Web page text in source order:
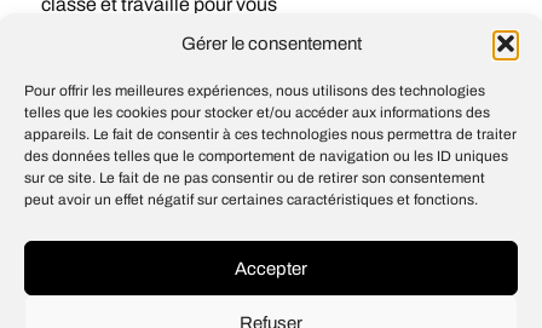
Gérer le consentement
Pour offrir les meilleures expériences, nous utilisons des technologies
telles que les cookies pour stocker et/ou accéder aux informations des
appareils. Le fait de consentir à ces technologies nous permettra de traiter
des données telles que le comportement de navigation ou les ID uniques
sur ce site. Le fait de ne pas consentir ou de retirer son consentement
peut avoir un effet négatif sur certaines caractéristiques et fonctions.
Accepter
Refuser
classe et travaille pour vous
Google
Avec son extension Chrome, Claude passe
du chatbot à l’assistant capable d’agir sur
le web à votre place
6 Août